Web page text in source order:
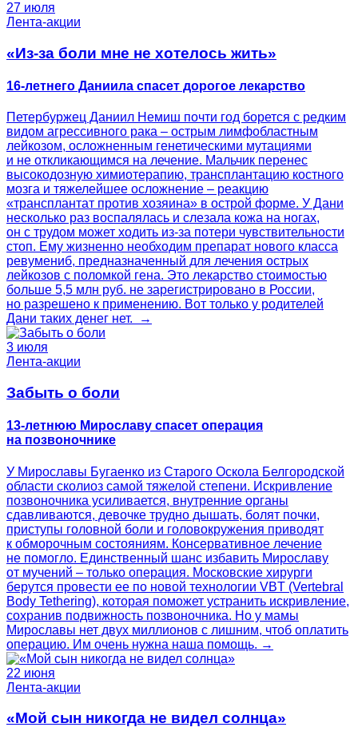
27 июля
Лента-акции
«Из-за боли мне не хотелось жить»
16-летнего Даниила спасет дорогое лекарство
Петербуржец Даниил Немиш почти год борется с редким
видом агрессивного рака – острым лимфобластным
лейкозом, осложненным генетическими мутациями
и не откликающимся на лечение. Мальчик перенес
высокодозную химиотерапию, трансплантацию костного
мозга и тяжелейшее осложнение – реакцию
«трансплантат против хозяина» в острой форме. У Дани
несколько раз воспалялась и слезала кожа на ногах,
он с трудом может ходить из-за потери чувствительности
стоп. Ему жизненно необходим препарат нового класса
ревумениб, предназначенный для лечения острых
лейкозов с поломкой гена. Это лекарство стоимостью
больше 5,5 млн руб. не зарегистрировано в России,
но разрешено к применению. Вот только у родителей
Дани таких денег нет. →
3 июля
Лента-акции
Забыть о боли
13-летнюю Мирославу спасет операция
на позвоночнике
У Мирославы Бугаенко из Старого Оскола Белгородской
области сколиоз самой тяжелой степени. Искривление
позвоночника усиливается, внутренние органы
сдавливаются, девочке трудно дышать, болят почки,
приступы головной боли и головокружения приводят
к обморочным состояниям. Консервативное лечение
не помогло. Единственный шанс избавить Мирославу
от мучений – только операция. Московские хирурги
берутся провести ее по новой технологии VBT (Vertebral
Body Tethering), которая поможет устранить искривление,
сохранив подвижность позвоночника. Но у мамы
Мирославы нет двух миллионов с лишним, чтоб оплатить
операцию. Им очень нужна наша помощь. →
22 июня
Лента-акции
«Мой сын никогда не видел солнца»